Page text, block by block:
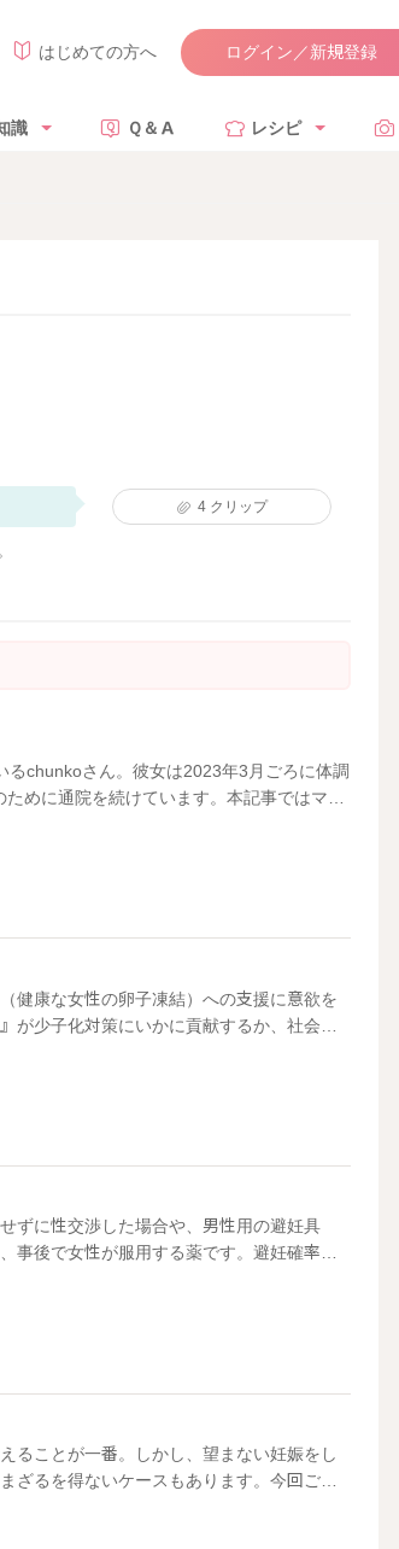
はじめての方へ ログイン／新規登録
識 Ｑ＆Ａ レシピ
4クリップ
chunkoさん。彼女は2023年3月ごろに体調
めに通院を続けています。本記事ではマン
します。
健康な女性の卵子凍結）への支援に意欲を
が少子化対策にいかに貢献するか、社会的
、実際に卵子凍結を体験された女性にSNS
紹介することに。今回はInstagramで卵子凍
ずに性交渉した場合や、男性用の避妊具
事後で女性が服用する薬です。避妊確率は
体の負担も大きいので、アフターピルは飲
ることが一番。しかし、望まない妊娠をし
るを得ないケースもあります。今回ご紹
さんはある夜、彼に避妊具をつけてあげる